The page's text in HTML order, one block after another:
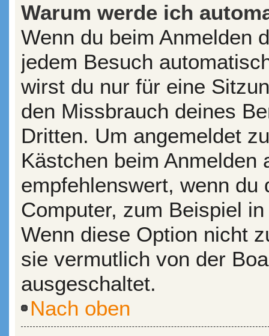
Warum werde ich
Wenn du beim Anmelden
jedem Besuch
wirst du nur für eine
den Missbrauch deines
Dritten. Um angemeldet
Kästchen beim
empfehlenswert, wenn du
Computer, zum Beispiel
Wenn diese Option nicht
sie vermutlich von der
ausgeschaltet.
Nach oben